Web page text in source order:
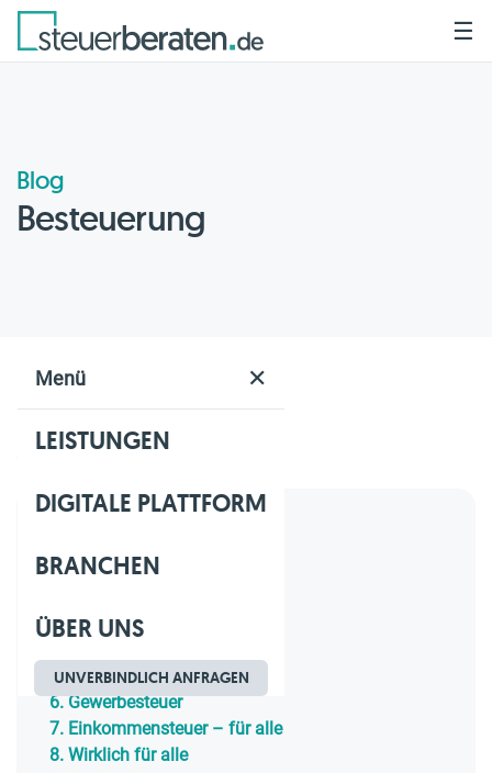
Menü ✕
LEISTUNGEN
DIGITALE PLATTFORM
BRANCHEN
ÜBER UNS
UNVERBINDLICH ANFRAGEN
☰
Blog
Besteuerung
Home Besteuerung
1. Besteuerung
3. Unternehmer
5. Lohnsteuer
6. Gewerbesteuer
7. Einkommensteuer – für alle
8. Wirklich für alle